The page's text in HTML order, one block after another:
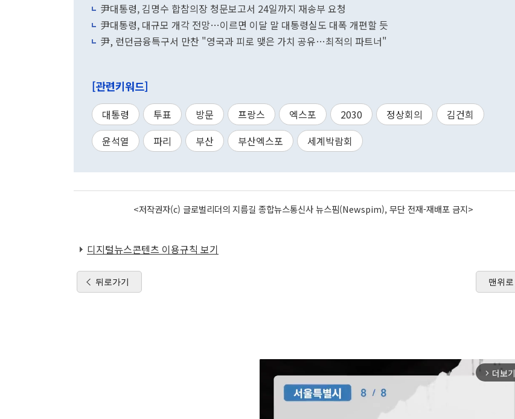
尹대통령, 김명수 합참의장 청문보고서 24일까지 재송부 요청
尹대통령, 대규모 개각 전망…이르면 이달 말 대통령실도 대폭 개편할 듯
尹, 런던금융특구서 만찬 "영국과 피로 맺은 가치 공유…최적의 파트너"
[관련키워드]
대통령 투표 방문 프랑스 엑스포 2030 정상회의
김건희
윤석열
파리 부산 부산엑스포 세계박람회
<저작권자(c) 글로벌리더의 지름길 종합뉴스통신사 뉴스핌(Newspim), 무단 전재-재배포 금지>
디지털뉴스콘텐츠 이용규칙 보기
뒤로가기 맨위로
arrow_forward_ios 더보기